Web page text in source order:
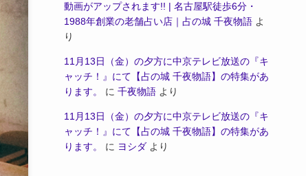
動画がアップされます!! | 名古屋駅徒歩6分・
1988年創業の老舗占い店｜占の城 千夜物語 よ
り
11月13日（金）の夕方に中京テレビ放送の『キ
ャッチ！』にて【占の城 千夜物語】の特集があ
ります。
に 千夜物語 より
11月13日（金）の夕方に中京テレビ放送の『キ
ャッチ！』にて【占の城 千夜物語】の特集があ
ります。
に ヨシダ より